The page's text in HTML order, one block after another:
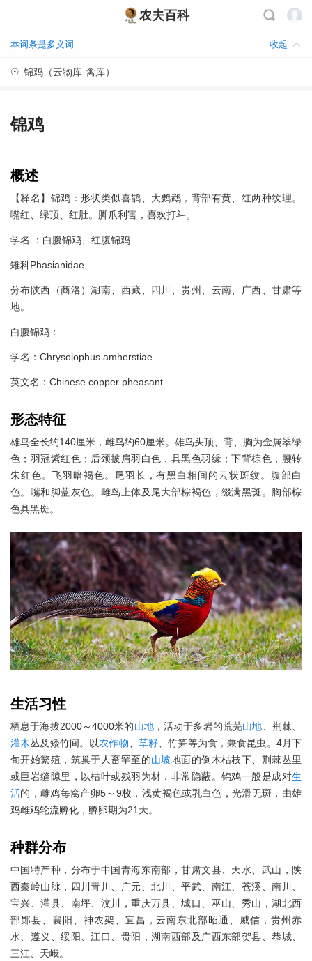
农夫百科
本词条是多义词 收起
☉ 锦鸡（云物库·禽库）
锦鸡
概述
【释名】锦鸡：形状类似喜鹊、大鹦鹉，背部有黄、红两种纹理。
嘴红、绿顶、红肚。脚爪利害，喜欢打斗。
学名 ：白腹锦鸡、红腹锦鸡
雉科Phasianidae
分布陕西（商洛）湖南、西藏、四川、贵州、云南、广西、甘肃等
地。
白腹锦鸡：
学名：Chrysolophus amherstiae
英文名：Chinese copper pheasant
形态特征
雄鸟全长约140厘米，雌鸟约60厘米。雄鸟头顶、背、胸为金属翠绿
色；羽冠紫红色；后颈披肩羽白色，具黑色羽缘；下背棕色，腰转
朱红色。飞羽暗褐色。尾羽长，有黑白相间的云状斑纹。腹部白
色。嘴和脚蓝灰色。雌鸟上体及尾大部棕褐色，缀满黑斑。胸部棕
色具黑斑。
生活习性
栖息于海拔2000～4000米的山地，活动于多岩的荒芜山地 、荆棘、
灌木丛及矮竹间。以农作物 草籽 、竹笋等为食，兼食昆虫。4月下
旬开始繁殖，筑巢于人畜罕至的山坡地面的倒木枯枝下、荆棘丛里
或巨岩缝隙里，以枯叶或残羽为材，非常隐蔽。锦鸡一般是成对生
活的，雌鸡每窝产卵5～9枚，浅黄褐色或乳白色，光滑无斑，由雄
鸡雌鸡轮流孵化，孵卵期为21天。
种群分布
中国特产种，分布于中国青海东南部，甘肃文县、天水、武山，陕
西秦岭山脉，四川青川、广元、北川、平武、南江、苍溪、南川、
宝兴、灌县、南坪、汶川，重庆万县、城口、巫山、秀山，湖北西
部郧县、襄阳、神农架、宜昌，云南东北部昭通、威信，贵州赤
水、遵义、绥阳、江口、贵阳，湖南西部及广西东部贺县、恭城、
三江、天峨。